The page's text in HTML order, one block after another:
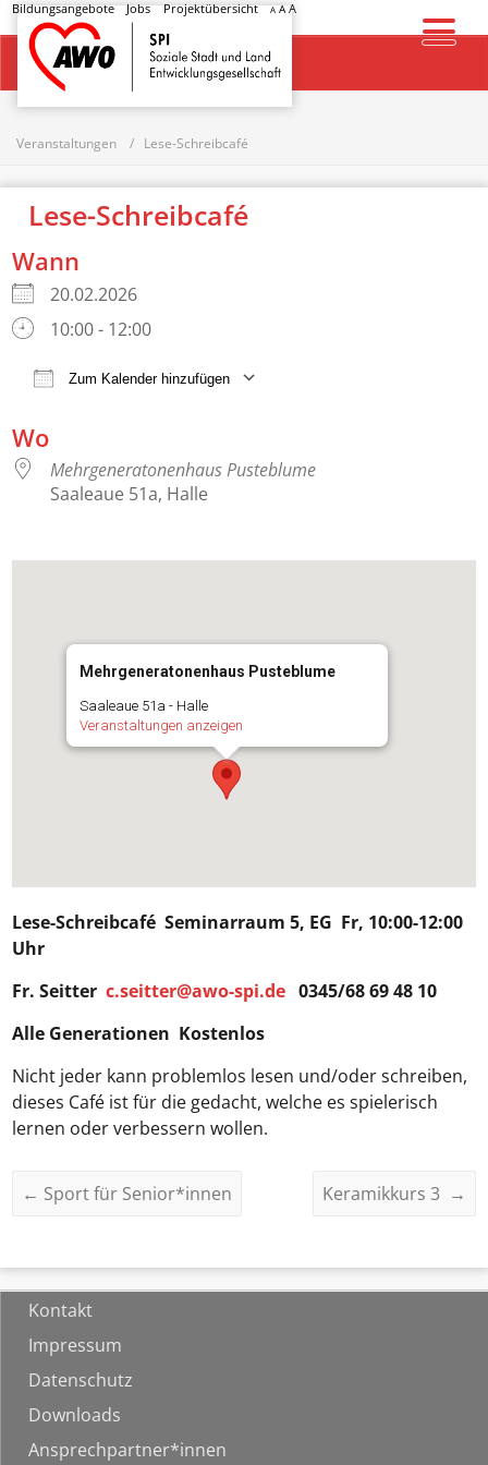
Bildungsangebote Jobs Projektübersicht A AA
Startseite
Veranstaltungen Lese-Schreibcafé
Lese-Schreibcafé
Wann
20.02.2026
10:00 - 12:00
Zum Kalender hinzufügen
Wo
Mehrgeneratonenhaus Pusteblume
Saaleaue 51a, Halle
Mehrgeneratonenhaus Pusteblume
Saaleaue 51a - Halle
Veranstaltungen anzeigen
Lese-SchreibcaféSeminarraum 5, EG Fr, 10:00-12:00
Uhr
Fr.Seitter c.seitter@awo-spi.de 0345/68 69 48 10
Alle Generationen Kostenlos
Nicht jeder kann problemlos lesen und/oder schreiben,
dieses Café ist für die gedacht, welche es spielerisch
lernen oder verbessern wollen.
← Sport für Senior*innen Keramikkurs 3 →
Kontakt
Impressum
Datenschutz
Downloads
Ansprechpartner*innen